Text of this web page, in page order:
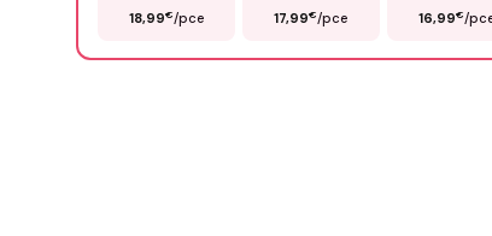
18,99€/pce 17,99€/pce 16,99€/